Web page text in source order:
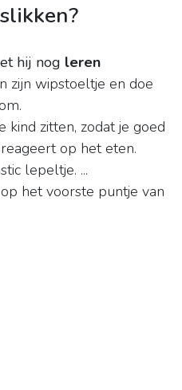
hij nog leren
zijn wipstoeltje en doe
kind zitten, zodat je goed
op het eten.
lepeltje. ...
het voorste puntje van